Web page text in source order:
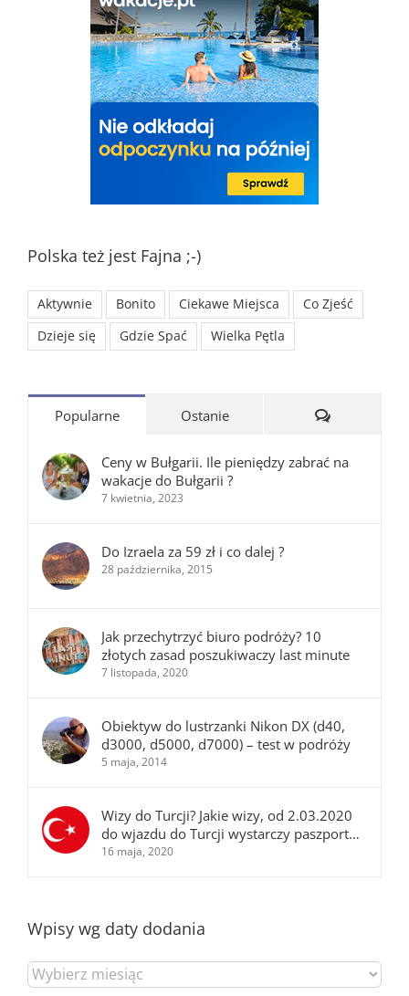
Polska też jest Fajna ;-)
Aktywnie Bonito Ciekawe Miejsca
Co Zjeść
Dzieje się
Gdzie Spać Wielka Pętla
Popularne Ostanie Komentarze
Ceny w Bułgarii. Ile pieniędzy zabrać na
wakacje do Bułgarii ?
7 kwietnia, 2023
Do Izraela za 59 zł i co dalej ?
28 października, 2015
Jak przechytrzyć biuro podróży? 10
złotych zasad poszukiwaczy last minute
7 listopada, 2020
Obiektyw do lustrzanki Nikon DX (d40,
d3000, d5000, d7000) – test w podróży
5 maja, 2014
Wizy do Turcji? Jakie wizy, od 2.03.2020
do wjazdu do Turcji wystarczy paszport…
16 maja, 2020
Wpisy wg daty dodania
Wpisy
wg